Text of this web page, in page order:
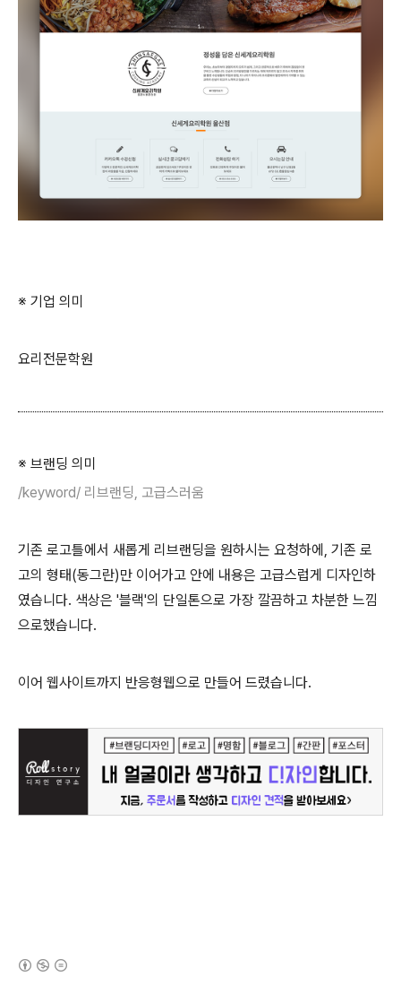
※ 기업 의미
요리전문학원
※ 브랜딩 의미
/keyword/ 리브랜딩, 고급스러움
기존 로고틀에서 새롭게 리브랜딩을 원하시는 요청하에, 기존 로
고의 형태(동그란)만 이어가고 안에 내용은 고급스럽게 디자인하
였습니다. 색상은 '블랙'의 단일톤으로 가장 깔끔하고 차분한 느낌
으로했습니다.
이어 웹사이트까지 반응형웹으로 만들어 드렸습니다.